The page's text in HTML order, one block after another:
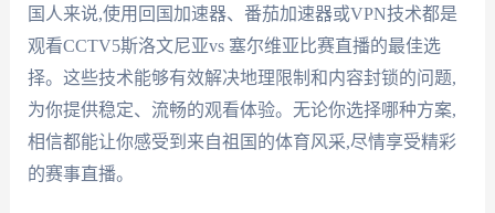
国人来说,使用回国加速器、番茄加速器或VPN技术都是
观看CCTV5斯洛文尼亚vs 塞尔维亚比赛直播的最佳选
择。这些技术能够有效解决地理限制和内容封锁的问题,
为你提供稳定、流畅的观看体验。无论你选择哪种方案,
相信都能让你感受到来自祖国的体育风采,尽情享受精彩
的赛事直播。